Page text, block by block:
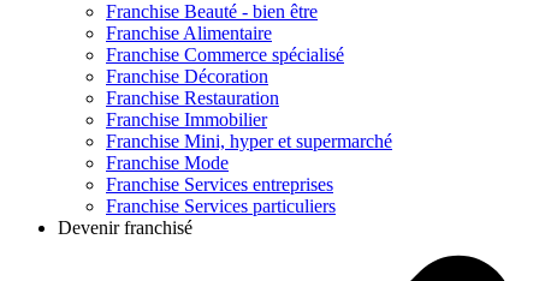
Franchise Beauté - bien être
Franchise Alimentaire
Franchise Commerce spécialisé
Franchise Décoration
Franchise Restauration
Franchise Immobilier
Franchise Mini, hyper et supermarché
Franchise Mode
Franchise Services entreprises
Franchise Services particuliers
Devenir franchisé